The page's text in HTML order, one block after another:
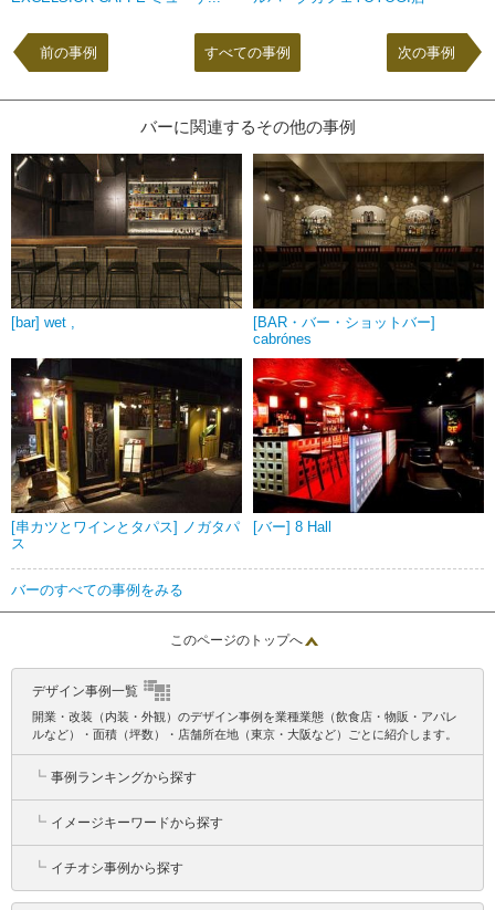
前の事例 次の事例
すべての事例
バーに関連するその他の事例
[bar] wet ,
[BAR・バー・ショットバー]
cabrónes
[串カツとワインとタパス] ノガタパ
ス
[バー] 8 Hall
バーのすべての事例をみる
このページのトップへ
デザイン事例一覧
開業・改装（内装・外観）のデザイン事例を業種業態（飲食店・物販・アパレ
ルなど）・面積（坪数）・店舗所在地（東京・大阪など）ごとに紹介します。
┗ 事例ランキングから探す
┗ イメージキーワードから探す
┗ イチオシ事例から探す